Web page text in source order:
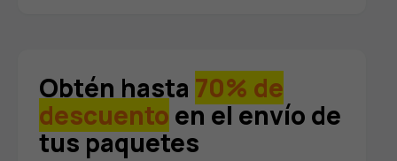
Obtén hasta 70% de
descuento en el envío de
tus paquetes